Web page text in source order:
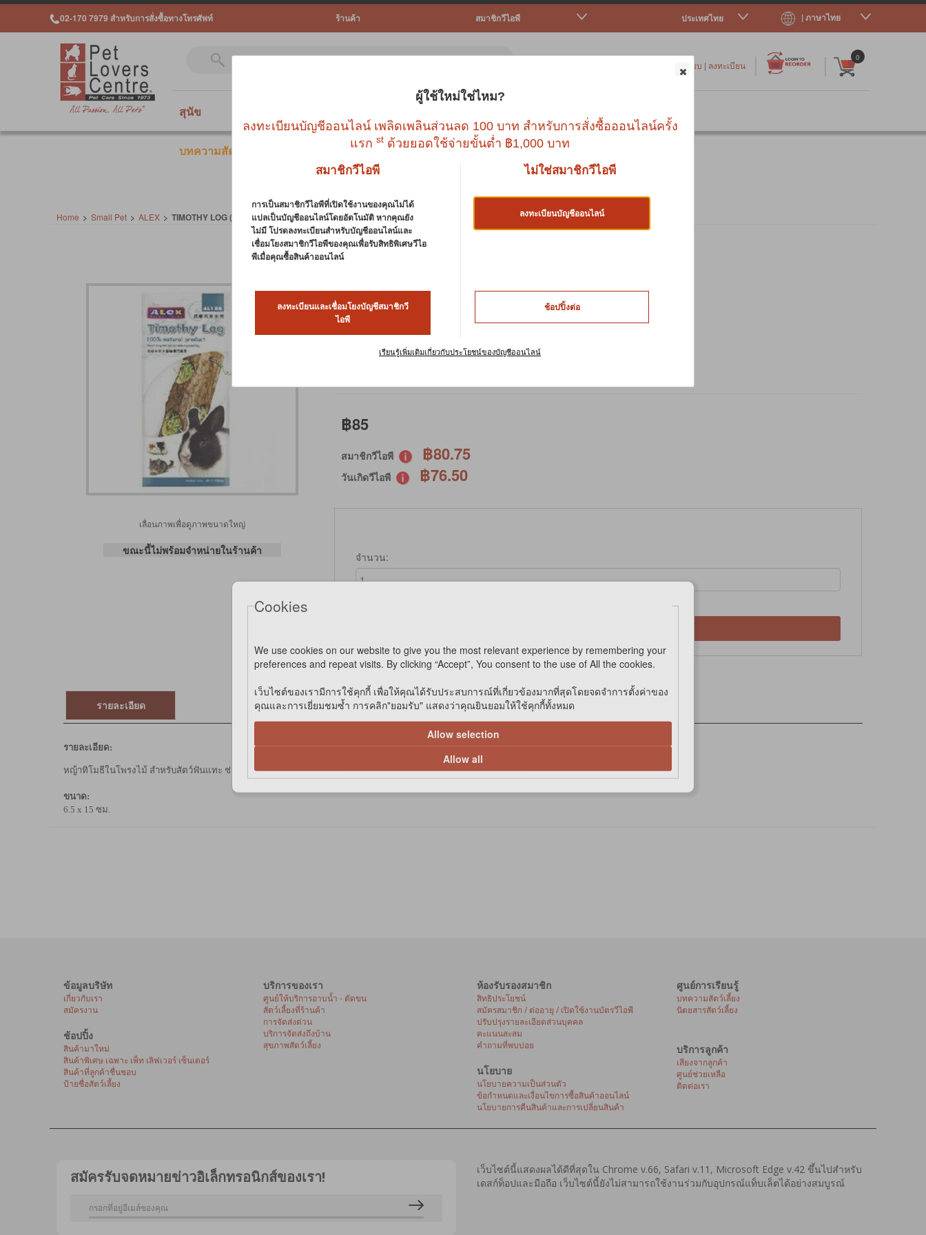
02-170 7979 สำหรับการสั่งซื้อทางโทรศัพท์ ร้านค้า | ภาษาไทย
ประเทศไทย
สมาชิกวีไอพี
0
เข้าสู่ระบบ | ลงทะเบียน
สุนัข
บทความสัตว์เลี้ยง
Home > Small Pet > ALEX > TIMOTHY LOG (6.5X15 cm)
เลื่อนภาพเพื่อดูภาพขนาดใหญ่
ขณะนี้ไม่พร้อมจำหน่ายในร้านค้า
TIMOTHY LOG (6.5X15 cm)
หน่วยในการจัดเก็บสินค้า : AL158
฿85
สมาชิกวีไอพี ฿80.75
วันเกิดวีไอพี ฿76.50
จำนวน:
รายละเอียด
รายละเอียด:
หญ้าทิโมธีในโพรงไม้ สำหรับสัตว์ฟันแทะ ช่วยในการย่อยอาหารได้ดี มีไฟเบอร์ช่วยในเรื่องการขับถ่าย มีโปรตีนต่ำ
ขนาด:
6.5 x 15 ซม.
ข้อมูลบริษัท
เกี่ยวกับเรา
สมัครงาน
ช้อปปิ้ง
สินค้ามาใหม่
สินค้าพิเศษ เฉพาะ เพ็ท เลิฟเวอร์ เซ็นเตอร์
สินค้าที่ลูกค้าชื่นชอบ
ป้ายชื่อสัตว์เลี้ยง
บริการของเรา
ศูนย์ให้บริการอาบน้ำ - ตัดขน
สัตว์เลี้ยงที่ร้านค้า
การจัดส่งด่วน
บริการจัดส่งถึงบ้าน
สุขภาพสัตว์เลี้ยง
ห้องรับรองสมาชิก
สิทธิประโยชน์
สมัครสมาชิก / ต่ออายุ / เปิดใช้งานบัตรวีไอพี
ปรับปรุงรายละเอียดส่วนบุคคล
คะแนนสะสม
คำถามที่พบบ่อย
นโยบาย
นโยบายความเป็นส่วนตัว
ข้อกำหนดและเงื่อนไขการซื้อสินค้าออนไลน์
นโยบายการคืนสินค้าและการเปลี่ยนสินค้า
ศูนย์การเรียนรู้
บทความสัตว์เลี้ยง
นิตยสารสัตว์เลี้ยง
บริการลูกค้า
เสียงจากลูกค้า
ศูนย์ช่วยเหลือ
ติดต่อเรา
สมัครรับจดหมายข่าวอิเล็กทรอนิกส์ของเรา!
เว็บไซต์นี้แสดงผลได้ดีที่สุดใน Chrome v.66, Safari v.11, Microsoft Edge v.42 ขึ้นไปสำหรับ
เดสก์ท็อปและมือถือ เว็บไซต์นี้ยังไม่สามารถใช้งานร่วมกับอุปกรณ์แท็บเล็ตได้อย่างสมบูรณ์
Cookies
We use cookies on our website to give you the most relevant experience by remembering your
preferences and repeat visits. By clicking “Accept”, You consent to the use of All the cookies.
เว็บไซต์ของเรามีการใช้คุกกี้ เพื่อให้คุณได้รับประสบการณ์ที่เกี่ยวข้องมากที่สุดโดยจดจำการตั้งค่าของ
คุณและการเยี่ยมชมซ้ำ การคลิก"ยอมรับ" แสดงว่าคุณยินยอมให้ใช้คุกกี้ทั้งหมด
Allow selection
Allow all
ผู้ใช้ใหม่ใช่ไหม?
ลงทะเบียนบัญชีออนไลน์ เพลิดเพลินส่วนลด 100 บาท สำหรับการสั่งซื้อออนไลน์ครั้ง
แรก st ด้วยยอดใช้จ่ายขั้นต่ำ ฿1,000 บาท
สมาชิกวีไอพี ไม่ใช่สมาชิกวีไอพี
การเป็นสมาชิกวีไอพีที่เปิดใช้งานของคุณไม่ได้
แปลเป็นบัญชีออนไลน์โดยอัตโนมัติ หากคุณยัง
ไม่มี โปรดลงทะเบียนสำหรับบัญชีออนไลน์และ
เชื่อมโยงสมาชิกวีไอพีของคุณเพื่อรับสิทธิพิเศษวีไอ
พีเมื่อคุณซื้อสินค้าออนไลน์
ลงทะเบียนบัญชีออนไลน์
ลงทะเบียนและเชื่อมโยงบัญชีสมาชิกวี
ไอพี
ช้อปปิ้งต่อ
เรียนรู้เพิ่มเติมเกี่ยวกับประโยชน์ของบัญชีออนไลน์